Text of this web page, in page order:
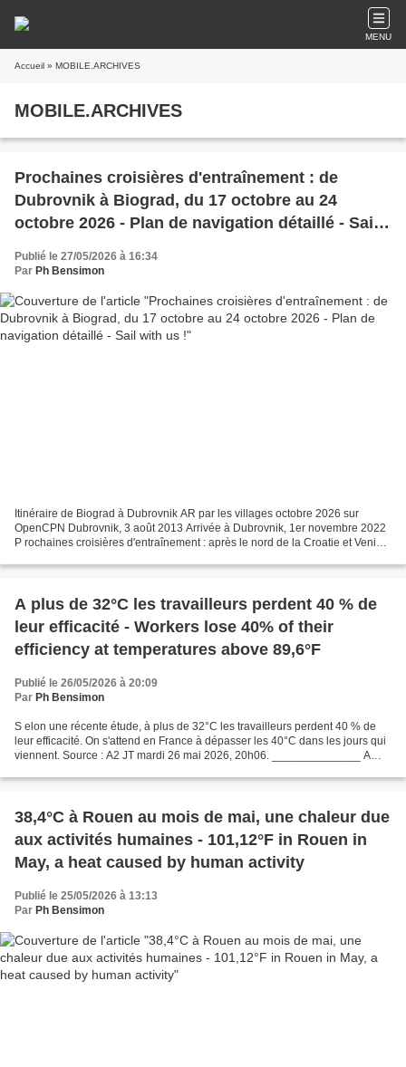
MENU
Accueil » MOBILE.ARCHIVES
MOBILE.ARCHIVES
Prochaines croisières d'entraînement : de
Dubrovnik à Biograd, du 17 octobre au 24
octobre 2026 - Plan de navigation détaillé - Sail
with us !
Publié le 27/05/2026 à 16:34
Par Ph Bensimon
Itinéraire de Biograd à Dubrovnik AR par les villages octobre 2026 sur
OpenCPN Dubrovnik, 3 août 2013 Arrivée à Dubrovnik, 1er novembre 2022
P rochaines croisières d'entraînement : après le nord de la Croatie et Venise
A plus de 32°C les travailleurs perdent 40 % de
leur efficacité - Workers lose 40% of their
efficiency at temperatures above 89,6°F
Publié le 26/05/2026 à 20:09
Par Ph Bensimon
S elon une récente étude, à plus de 32°C les travailleurs perdent 40 % de
leur efficacité. On s'attend en France à dépasser les 40°C dans les jours qui
viennent. Source : A2 JT mardi 26 mai 2026, 20h06. ______________ A
38,4°C à Rouen au mois de mai, une chaleur due
aux activités humaines - 101,12°F in Rouen in
May, a heat caused by human activity
Publié le 25/05/2026 à 13:13
Par Ph Bensimon